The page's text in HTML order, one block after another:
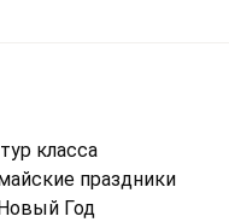
класса
праздники
Год